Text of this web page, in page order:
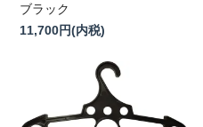
ブラック
11,700円(内税)